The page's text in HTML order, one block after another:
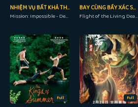
NHIỆM VỤ BẤT KHẢ THI 7 – NGHIỆP BÁO PHẦN 1 CAM
Mission: Impossible - Dead Reckoning Part OneRAW (2023)
BAY CÙNG BẦY XÁC SỐNG
Flight of the Living Dead (2007)
Full Full